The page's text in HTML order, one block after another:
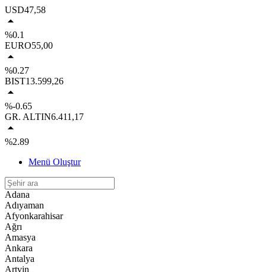
USD47,58
%0.1
EURO55,00
%0.27
BIST13.599,26
%-0.65
GR. ALTIN6.411,17
%2.89
Menü Oluştur
Adana
Adıyaman
Afyonkarahisar
Ağrı
Amasya
Ankara
Antalya
Artvin